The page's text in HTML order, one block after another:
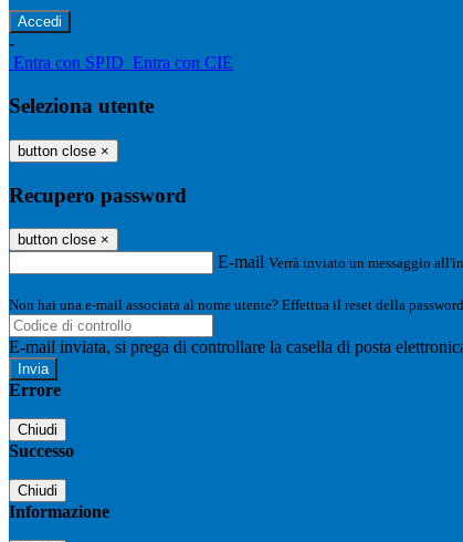
-
Entra con SPID Entra con CIE
Seleziona utente
button close ×
Recupero password
button close ×
E-mail Verrà inviato un messaggio
Non hai una e-mail associata al nome utente? Effettua il reset della
E-mail inviata, si prega di controllare la casella di posta
Errore
Chiudi
Successo
Chiudi
Informazione